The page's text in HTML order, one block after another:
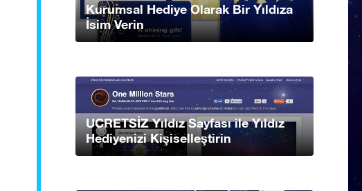
Kurumsal Hediye Olarak Bir Yıldıza
İsim Verin
UCRETSİZ Yıldız Sayfası ile Yıldız
Hediyenizi Kişiselleştirin